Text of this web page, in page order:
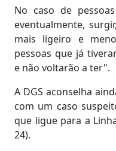
No caso de
eventualmente,
mais ligeiro e
pessoas que já
e não voltarão a ter".
A DGS aconselha
com um caso
que ligue para a
24).